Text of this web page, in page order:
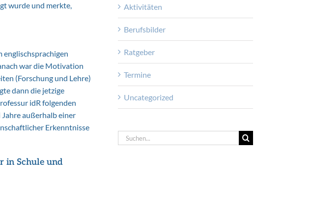
wurde und merkte,
war die Motivation
(Forschung und Lehre)
dann die jetzige
idR folgenden
außerhalb einer
Erkenntnisse
in Schule und
Aktivitäten
Berufsbilder
Ratgeber
Termine
Uncategorized
Suche